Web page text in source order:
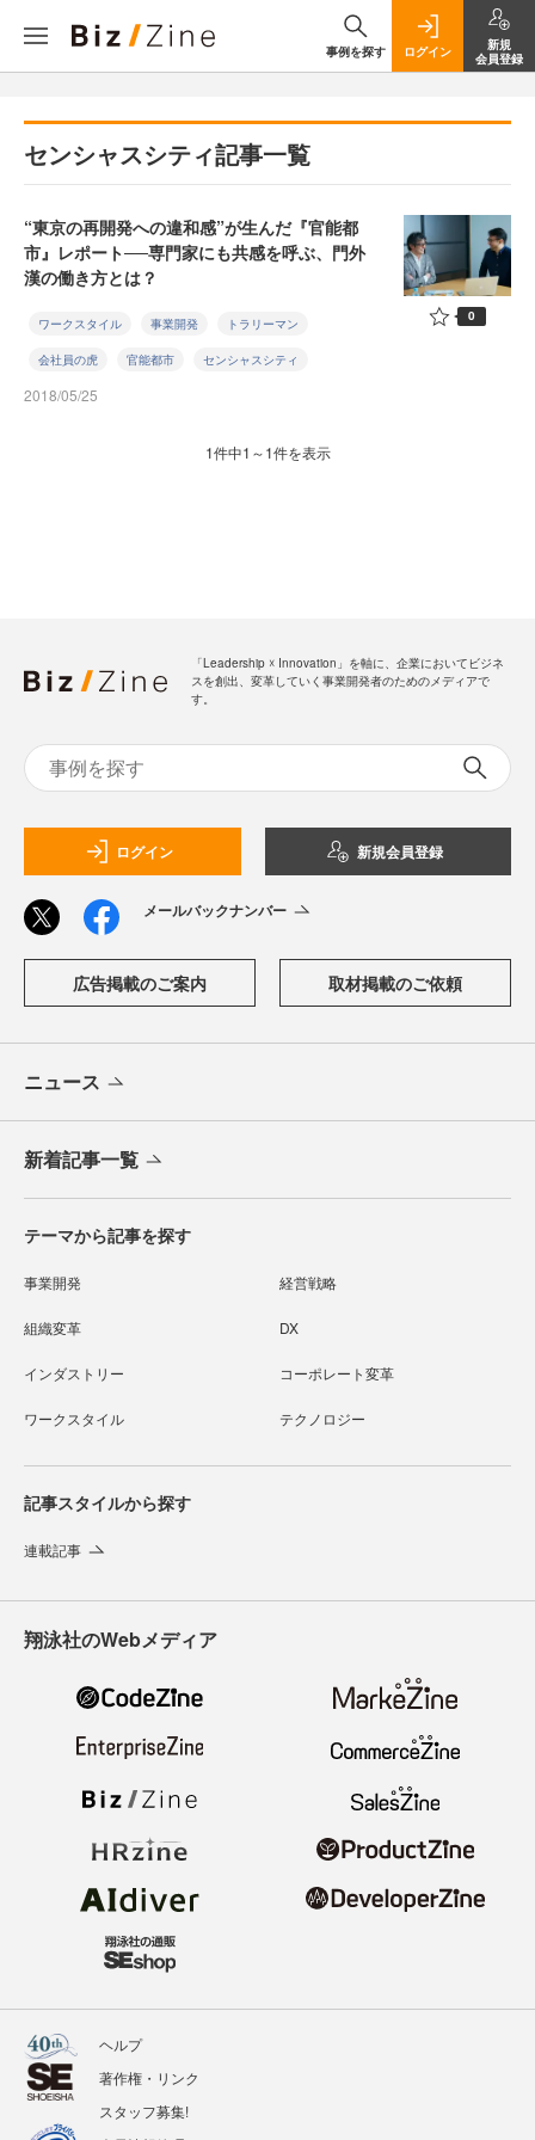
事例を探す ログイン
新規
会員登録
センシャスシティ記事一覧
“東京の再開発への違和感”が生んだ『官能都
市』レポート──専門家にも共感を呼ぶ、門外
漢の働き方とは？
ワークスタイル 事業開発 トラリーマン
会社員の虎 官能都市 センシャスシティ
2018/05/25
0
1件中1～1件を表示
「Leadership ☓ Innovation」を軸に、企業においてビジネ
スを創出、変革していく事業開発者のためのメディアで
す。
ログイン 新規会員登録
メールバックナンバー
広告掲載のご案内 取材掲載のご依頼
ニュース
新着記事一覧
テーマから記事を探す
事業開発 経営戦略
組織変革 DX
インダストリー コーポレート変革
ワークスタイル テクノロジー
記事スタイルから探す
連載記事
翔泳社のWebメディア
ヘルプ
著作権・リンク
スタッフ募集!